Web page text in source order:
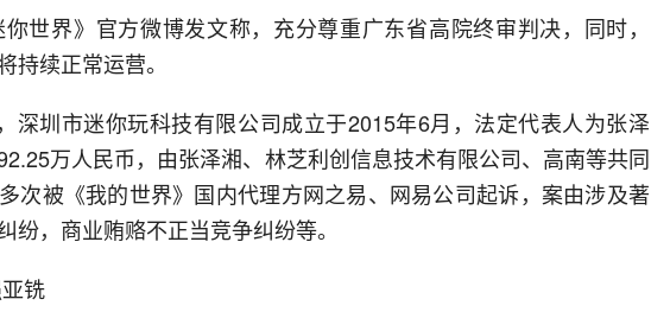
世界》官方微博发文称，充分尊重广东省高院终审判决，同时，
持续正常运营。
深圳市迷你玩科技有限公司成立于2015年6月，法定代表人为张泽
万人民币，由张泽湘、林芝利创信息技术有限公司、高南等共同
次被《我的世界》国内代理方网之易、网易公司起诉，案由涉及著
纷，商业贿赂不正当竞争纠纷等。
铣